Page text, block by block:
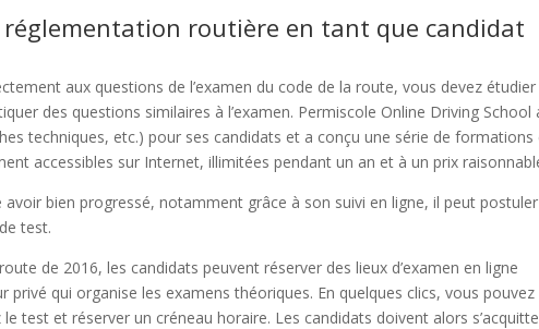
réglementation routière en tant que candidat
aux questions de l’examen du code de la route, vous devez étudier
des questions similaires à l’examen. Permiscole Online Driving School
techniques, etc.) pour ses candidats et a conçu une série de formations
accessibles sur Internet, illimitées pendant un an et à un prix
bien progressé, notamment grâce à son suivi en ligne, il peut postuler
test.
de 2016, les candidats peuvent réserver des lieux d’examen en ligne
privé qui organise les examens théoriques. En quelques clics, vous pouvez
test et réserver un créneau horaire. Les candidats doivent alors